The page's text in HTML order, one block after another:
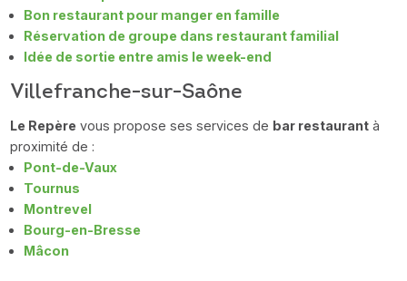
Bon restaurant pour manger en famille
Réservation de groupe dans restaurant familial
Idée de sortie entre amis le week-end
Villefranche-sur-Saône
Le Repère vous propose ses services de bar restaurant à
proximité de :
Pont-de-Vaux
Tournus
Montrevel
Bourg-en-Bresse
Mâcon